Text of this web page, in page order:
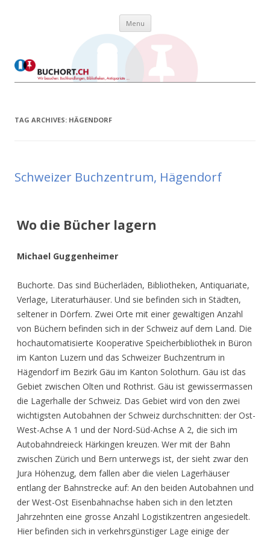
Wir besuchen: Buchhandlungen, Bibliotheken, Antiquariate …
Menu Skip to content
TAG ARCHIVES: HÄGENDORF
Schweizer Buchzentrum, Hägendorf
Wo die Bücher lagern
Michael Guggenheimer
Buchorte. Das sind Bücherläden, Bibliotheken, Antiquariate,
Verlage, Literaturhäuser. Und sie befinden sich in Städten,
seltener in Dörfern. Zwei Orte mit einer gewaltigen Anzahl
von Büchern befinden sich in der Schweiz auf dem Land. Die
hochautomatisierte Kooperative Speicherbibliothek in Büron
im Kanton Luzern und das Schweizer Buchzentrum in
Hägendorf im Bezirk Gäu im Kanton Solothurn. Gäu ist das
Gebiet zwischen Olten und Rothrist. Gäu ist gewissermassen
die Lagerhalle der Schweiz. Das Gebiet wird von den zwei
wichtigsten Autobahnen der Schweiz durchschnitten: der Ost-
West-Achse A 1 und der Nord-Süd-Achse A 2, die sich im
Autobahndreieck Härkingen kreuzen. Wer mit der Bahn
zwischen Zürich und Bern unterwegs ist, der sieht zwar den
Jura Höhenzug, dem fallen aber die vielen Lagerhäuser
entlang der Bahnstrecke auf: An den beiden Autobahnen und
der West-Ost Eisenbahnachse haben sich in den letzten
Jahrzehnten eine grosse Anzahl Logistikzentren angesiedelt.
Hier befinden sich in verkehrsgünstiger Lage einige der